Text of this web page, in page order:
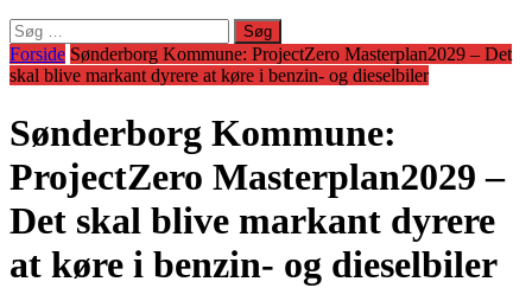
Søg
efter:
Forside Sønderborg Kommune: ProjectZero Masterplan2029 – Det
skal blive markant dyrere at køre i benzin- og dieselbiler
Sønderborg Kommune:
ProjectZero Masterplan2029 –
Det skal blive markant dyrere
at køre i benzin- og dieselbiler